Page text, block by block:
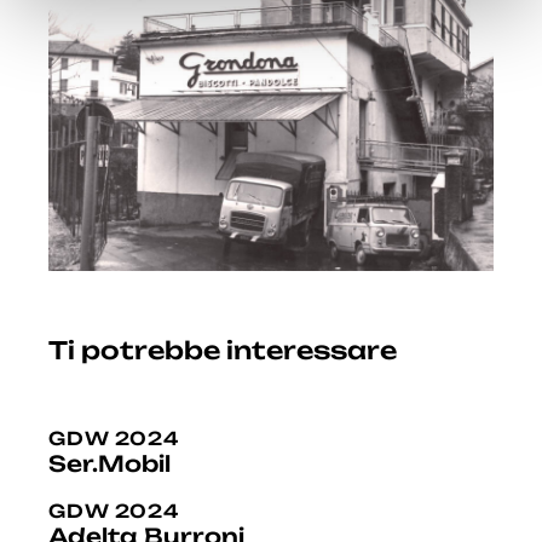
Ti potrebbe interessare
GDW 2024
Ser.Mobil
GDW 2024
Adelta Burroni